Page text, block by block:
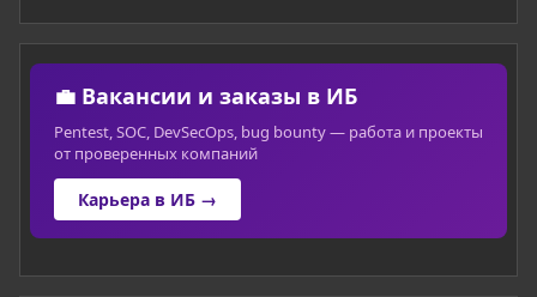
💼 Вакансии и заказы в ИБ
Pentest, SOC, DevSecOps, bug bounty — работа и проекты
от проверенных компаний
Карьера в ИБ →